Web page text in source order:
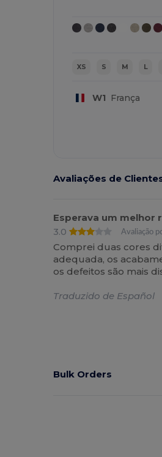
XS S M L
W1 França
Avaliações de
Esperava um melhor
3.0
Avaliação
Comprei duas cores
adequada, os
os defeitos são mais
Traduzido de Español
Bulk Orders